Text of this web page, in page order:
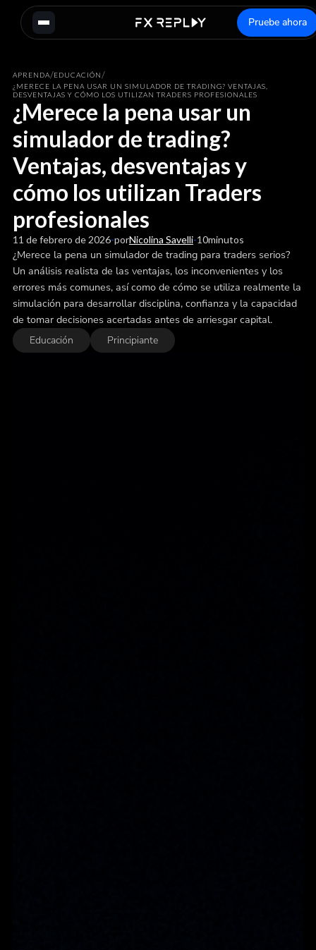
Pruebe ahora
APRENDA/EDUCACIÓN/
¿MERECE LA PENA USAR UN SIMULADOR DE TRADING? VENTAJAS,
DESVENTAJAS Y CÓMO LOS UTILIZAN TRADERS PROFESIONALES
¿Merece la pena usar un
simulador de trading?
Ventajas, desventajas y
cómo los utilizan Traders
profesionales
11 de febrero de 2026-porNicolina Savelli-10minutos
¿Merece la pena un simulador de trading para traders serios?
Un análisis realista de las ventajas, los inconvenientes y los
errores más comunes, así como de cómo se utiliza realmente la
simulación para desarrollar disciplina, confianza y la capacidad
de tomar decisiones acertadas antes de arriesgar capital.
Educación Principiante